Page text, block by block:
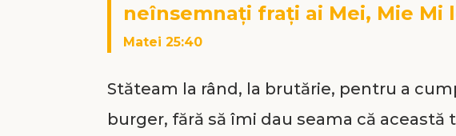
neînsemnați frați ai Mei, Mie Mi
Matei 25:40
Stăteam la rând, la brutărie, pentru a
burger, fără să îmi dau seama că această